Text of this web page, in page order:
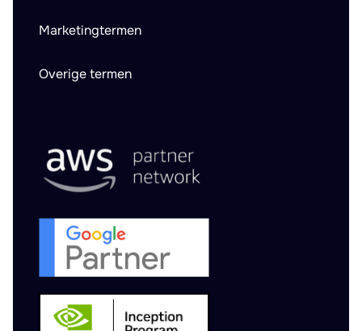
Marketingtermen
Overige termen